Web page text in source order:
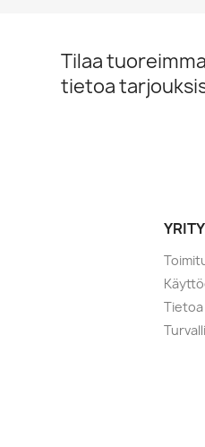
Tilaa
tietoa